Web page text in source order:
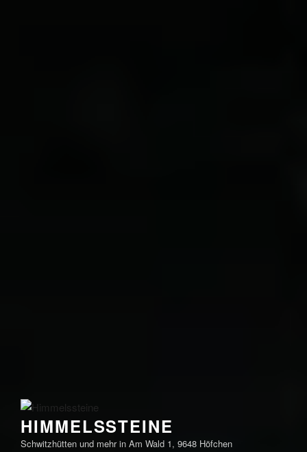
HIMMELSSTEINE
Schwitzhütten und mehr in Am Wald 1, 9648 Höfchen